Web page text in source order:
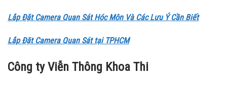
Lắp Đặt Camera Quan Sát Hóc Môn Và Các Lưu Ý Cần Biết
Lắp Đặt Camera Quan Sát tại TPHCM
Công ty Viễn Thông Khoa Thi